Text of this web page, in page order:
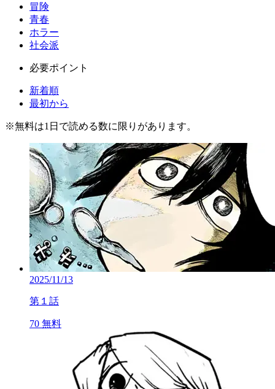
冒険
青春
ホラー
社会派
必要ポイント
新着順
最初から
※無料は1日で読める数に限りがあります。
2025/11/13
第１話
70 無料